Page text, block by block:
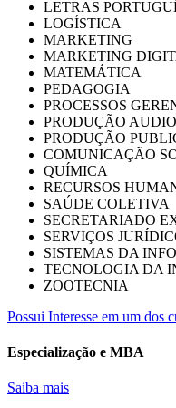
LETRAS
LOGÍSTICA
MARKETING
MARKETING
MATEMÁTICA
PEDAGOGIA
PROCESSOS
PRODUÇÃO
PRODUÇÃO
COMUNICAÇÃO
QUÍMICA
RECURSOS
SAÚDE COLETIVA
SECRETARIADO
SERVIÇOS
SISTEMAS DA
TECNOLOGIA DA
ZOOTECNIA
Possui Interesse em um dos
Especialização e MBA
Saiba mais